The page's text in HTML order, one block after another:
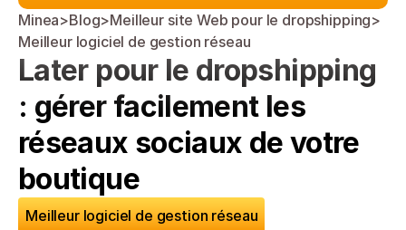
Minea>Blog>Meilleur site Web pour le dropshipping>
Meilleur logiciel de gestion réseau
Later pour le dropshipping
: gérer facilement les
réseaux sociaux de votre
boutique
Meilleur logiciel de gestion réseau